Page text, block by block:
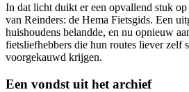
In dat licht duikt er een opvallend stuk op
van Reinders: de Hema Fietsgids. Een
huishoudens belandde, en nu opnieuw
fietsliefhebbers die hun routes liever zelf
voorgekauwd krijgen.
Een vondst uit het archief